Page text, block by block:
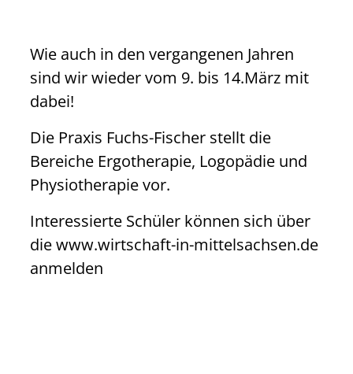
Wie auch in den vergangenen Jahren
sind wir wieder vom 9. bis 14.März mit
dabei!
Die Praxis Fuchs-Fischer stellt die
Bereiche Ergotherapie, Logopädie und
Physiotherapie vor.
Interessierte Schüler können sich über
die www.wirtschaft-in-mittelsachsen.de
anmelden